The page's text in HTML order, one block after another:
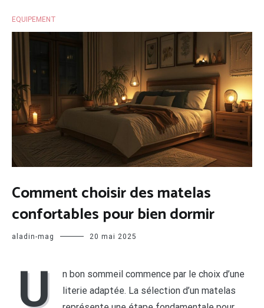
EQUIPEMENT
Comment choisir des matelas
confortables pour bien dormir
aladin-mag 20 mai 2025
U
n bon sommeil commence par le choix d’une
literie adaptée. La sélection d’un matelas